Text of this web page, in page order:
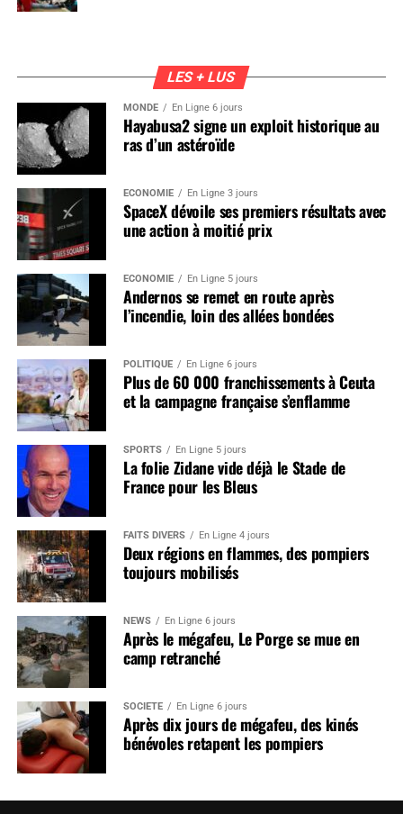
LES + LUS
MONDE En Ligne 6 jours
Hayabusa2 signe un exploit historique au
ras d’un astéroïde
ÉCONOMIE En Ligne 3 jours
SpaceX dévoile ses premiers résultats avec
une action à moitié prix
ÉCONOMIE En Ligne 5 jours
Andernos se remet en route après
l’incendie, loin des allées bondées
POLITIQUE En Ligne 6 jours
Plus de 60 000 franchissements à Ceuta
et la campagne française s’enflamme
SPORTS En Ligne 5 jours
La folie Zidane vide déjà le Stade de
France pour les Bleus
FAITS DIVERS En Ligne 4 jours
Deux régions en flammes, des pompiers
toujours mobilisés
NEWS En Ligne 6 jours
Après le mégafeu, Le Porge se mue en
camp retranché
SOCIÉTÉ En Ligne 6 jours
Après dix jours de mégafeu, des kinés
bénévoles retapent les pompiers